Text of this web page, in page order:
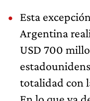
Esta
Argentina
USD 700
totalidad con